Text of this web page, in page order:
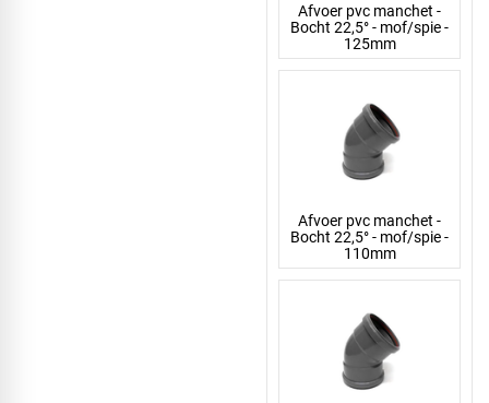
Afvoer pvc manchet -
Bocht 22,5° - mof/spie -
125mm
Afvoer pvc manchet -
Bocht 22,5° - mof/spie -
110mm